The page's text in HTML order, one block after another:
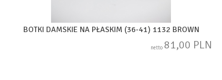
BOTKI DAMSKIE NA PŁASKIM (36-41) 1132 BROWN
netto 81,00 PLN